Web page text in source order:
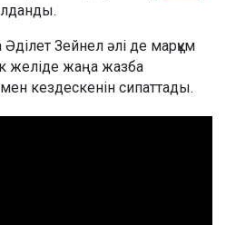
Зейнел әлі де марқұм
желіде жаңа жазба
кездескенін сипаттады.